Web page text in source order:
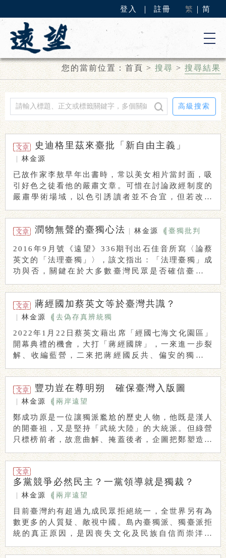
登入 註冊 繁 简
您的當前位置：首頁> 搜尋>搜尋結果
高級搜索
史迪格里茲來臺批「新自由主義」
林金源
已故作家李敖早年出書時，常以美女相片當封面，吸
引好色之徒看他的嚴肅文章。可惜在討論政經制度的
嚴肅學術場域，以色引誘讀者並不合宜，但若改打
潤物無聲的臺獨心法 | 林金源 臺獨批判
2016年9月號《遠望》336期刊出石佳音所寫〈論蔡
英文的「法理臺獨」〉，該文指出：「法理臺獨」成
功與否，關鍵在於大多數臺灣民眾是否確信臺灣與
蔣經國加蔡英文等於臺灣共識？
林金源 去偽存真辨統獨
2022年1月22日蔡英文藉出席「經國七海文化園區」
開幕典禮的機會，大打「蔣經國牌」，一來進一步裂
解、收編藍營，二來把蔣經國反共、偏安的獨臺立
豐功豈在尊明朔 確保臺灣入版圖
林金源 兩岸遠望
鄭成功原是一位讓獨派尷尬的歷史人物，他既是漢人
的開臺祖，又是堅持「武統大陸」的大統派。但綠營
只標榜前者，故意曲解、掩蓋後者，企圖把鄭塑造成
多黨競爭必然民主？一黨領導就是獨裁？
林金源 兩岸遠望
目前臺灣約有超過九成民眾拒絕統一，全世界另有為
數更多的人質疑、敵視中國。島內臺獨派、獨臺派拒
統的真正原因，是因喪失文化及民族自信而崇洋媚